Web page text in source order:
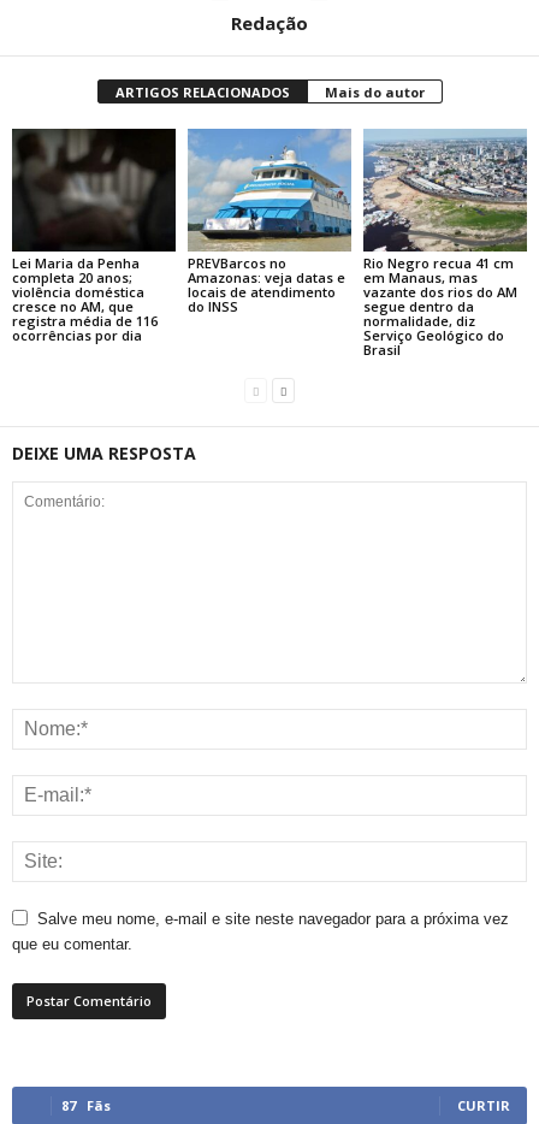
Redação
ARTIGOS RELACIONADOS Mais do autor
Lei Maria da Penha
completa 20 anos;
violência doméstica
cresce no AM, que
registra média de 116
ocorrências por dia
PREVBarcos no
Amazonas: veja datas e
locais de atendimento
do INSS
Rio Negro recua 41 cm
em Manaus, mas
vazante dos rios do AM
segue dentro da
normalidade, diz
Serviço Geológico do
Brasil
DEIXE UMA RESPOSTA
Salve meu nome, e-mail e site neste navegador para a próxima vez
que eu comentar.
87 Fãs CURTIR